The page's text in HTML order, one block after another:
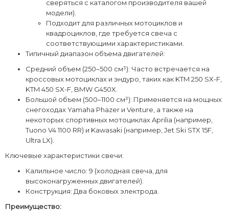
сверяться с каталогом производителя вашей
модели).
Подходит для различных мотоциклов и
квадроциклов, где требуется свеча с
соответствующими характеристиками.
Типичный диапазон объема двигателей:
Средний объем (250–500 см³): Часто встречается на
кроссовых мотоциклах и эндуро, таких как KTM 250 SX-F,
KTM 450 SX-F, BMW G450X.
Большой объем (500–1100 см³): Применяется на мощных
снегоходах Yamaha Phazer и Venture, а также на
некоторых спортивных мотоциклах Aprilia (например,
Tuono V4 1100 RR) и Kawasaki (например, Jet Ski STX 15F,
Ultra LX).
Ключевые характеристики свечи:
Калильное число: 9 (холодная свеча, для
высоконагруженных двигателей).
Конструкция: Два боковых электрода.
Преимущество: